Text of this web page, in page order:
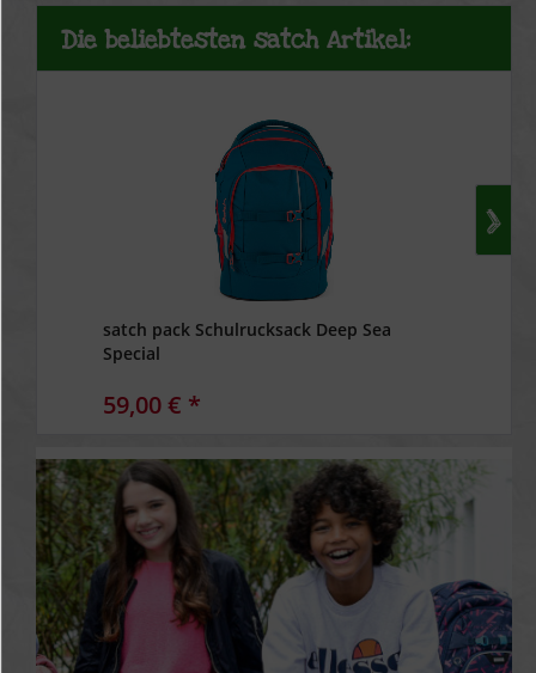
Die beliebtesten satch Artikel:
satch pack Schulrucksack Deep Sea
Special
59,00 € *